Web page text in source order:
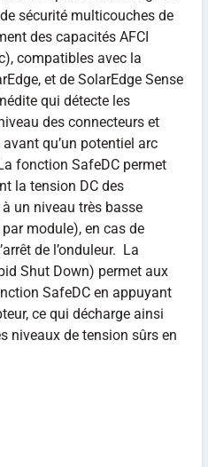
sécurité multicouches de
des capacités AFCI
compatibles avec la
et de SolarEdge Sense
qui détecte les
des connecteurs et
qu’un potentiel arc
fonction SafeDC permet
la tension DC des
un niveau très basse
module), en cas de
de l’onduleur. La
Shut Down) permet aux
SafeDC en appuyant
ce qui décharge ainsi
niveaux de tension sûrs en